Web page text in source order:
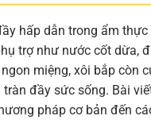
hấp dẫn trong ẩm thực
trợ như nước cốt dừa,
miệng, xôi bắp còn
đầy sức sống. Bài
pháp cơ bản đến